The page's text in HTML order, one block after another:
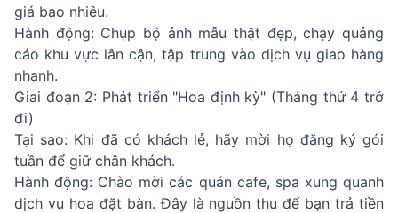
giá bao nhiêu.
Hành động: Chụp bộ ảnh mẫu thật đẹp, chạy quảng
cáo khu vực lân cận, tập trung vào dịch vụ giao hàng
nhanh.
Giai đoạn 2: Phát triển "Hoa định kỳ" (Tháng thứ 4 trở
đi)
Tại sao: Khi đã có khách lẻ, hãy mời họ đăng ký gói
tuần để giữ chân khách.
Hành động: Chào mời các quán cafe, spa xung quanh
dịch vụ hoa đặt bàn. Đây là nguồn thu để bạn trả tiền